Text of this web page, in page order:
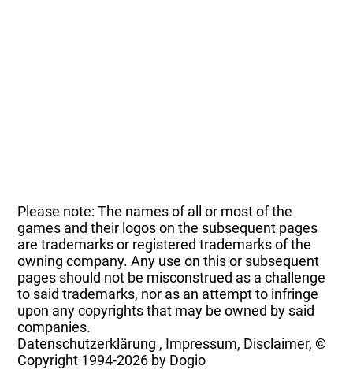
Please note: The names of all or most of the
games and their logos on the subsequent pages
are trademarks or registered trademarks of the
owning company. Any use on this or subsequent
pages should not be misconstrued as a challenge
to said trademarks, nor as an attempt to infringe
upon any copyrights that may be owned by said
companies.
Datenschutzerklärung , Impressum, Disclaimer, ©
Copyright 1994-2026 by Dogio